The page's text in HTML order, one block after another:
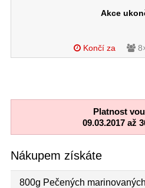
Akce
Končí za
Platnost
09.03.2017 až
Nákupem získáte
800g Pečených